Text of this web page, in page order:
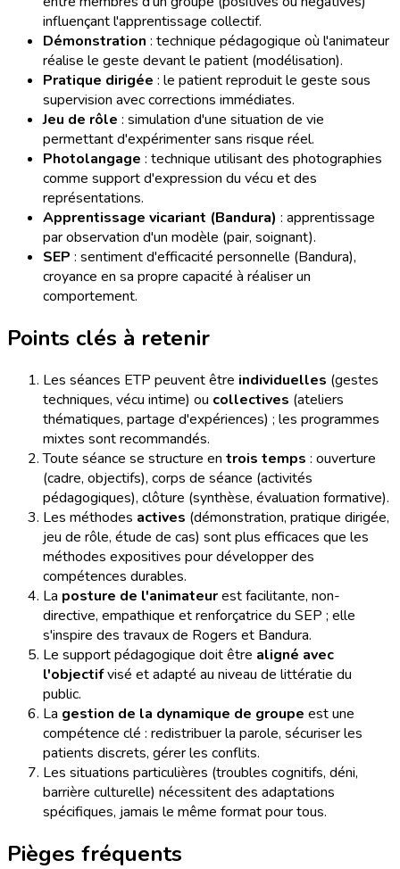
influençant l'apprentissage collectif.
Démonstration : technique pédagogique où l'animateur
réalise le geste devant le patient (modélisation).
Pratique dirigée : le patient reproduit le geste sous
supervision avec corrections immédiates.
Jeu de rôle : simulation d'une situation de vie
permettant d'expérimenter sans risque réel.
Photolangage : technique utilisant des photographies
comme support d'expression du vécu et des
représentations.
Apprentissage vicariant (Bandura) : apprentissage
par observation d'un modèle (pair, soignant).
SEP : sentiment d'efficacité personnelle (Bandura),
croyance en sa propre capacité à réaliser un
comportement.
Points clés à retenir
Les séances ETP peuvent être individuelles (gestes
techniques, vécu intime) ou collectives (ateliers
thématiques, partage d'expériences) ; les programmes
mixtes sont recommandés.
Toute séance se structure en trois temps : ouverture
(cadre, objectifs), corps de séance (activités
pédagogiques), clôture (synthèse, évaluation formative).
Les méthodes actives (démonstration, pratique dirigée,
jeu de rôle, étude de cas) sont plus efficaces que les
méthodes expositives pour développer des
compétences durables.
La posture de l'animateurest facilitante, non-
directive, empathique et renforçatrice du SEP ; elle
s'inspire des travaux de Rogers et Bandura.
Le support pédagogique doit être aligné avec
l'objectifvisé et adapté au niveau de littératie du
public.
La gestion de la dynamique de groupe est une
compétence clé : redistribuer la parole, sécuriser les
patients discrets, gérer les conflits.
Les situations particulières (troubles cognitifs, déni,
barrière culturelle) nécessitent des adaptations
spécifiques, jamais le même format pour tous.
Pièges fréquents